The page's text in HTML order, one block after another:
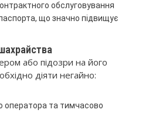
обслуговування
що значно підвищує
або підозри на його
діяти негайно:
оператора та тимчасово